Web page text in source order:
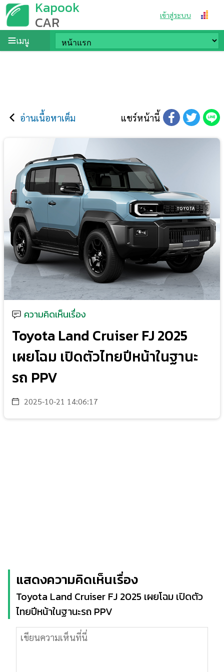
Kapook
CAR เข้าสู่ระบบ
เมนู
อ่านเนื้อหาเต็ม แชร์หน้านี้
ความคิดเห็นเรื่อง
Toyota Land Cruiser FJ 2025
เผยโฉม เปิดตัวไทยปีหน้าในฐานะ
รถ PPV
2025-10-21 14:06:17
แสดงความคิดเห็นเรื่อง
Toyota Land Cruiser FJ 2025 เผยโฉม เปิดตัว
ไทยปีหน้าในฐานะรถ PPV